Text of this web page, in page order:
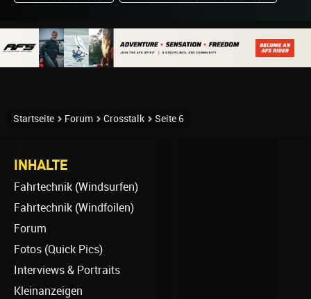
Startseite Forum Crosstalk Seite 6
INHALTE
Fahrtechnik (Windsurfen)
Fahrtechnik (Windfoilen)
Forum
Fotos (Quick Pics)
Interviews & Portraits
Kleinanzeigen